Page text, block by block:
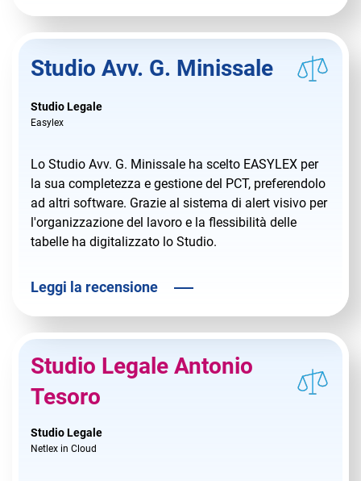
Studio Avv. G. Minissale
Studio Legale
Easylex
Lo Studio Avv. G. Minissale ha scelto EASYLEX per
la sua completezza e gestione del PCT, preferendolo
ad altri software. Grazie al sistema di alert visivo per
l'organizzazione del lavoro e la flessibilità delle
tabelle ha digitalizzato lo Studio.
Leggi la recensione
Studio Legale Antonio
Tesoro
Studio Legale
Netlex in Cloud